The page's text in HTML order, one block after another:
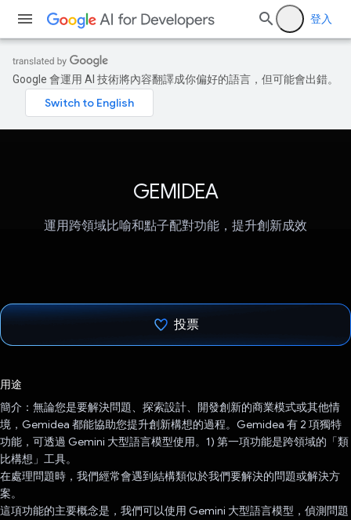
登入
Google 會運用 AI 技術將內容翻譯成你偏好的語言，但可能會出錯。
GEMIDEA
運用跨領域比喻和點子配對功能，提升創新成效
投票
用途
簡介：無論您是要解決問題、探索設計、開發創新的商業模式或其他情
境，Gemidea 都能協助您提升創新構想的過程。Gemidea 有 2 項獨特
功能，可透過 Gemini 大型語言模型使用。1) 第一項功能是跨領域的「類
比構想」工具。
在處理問題時，我們經常會遇到結構類似於我們要解決的問題或解決方
案。
這項功能的主要概念是，我們可以使用 Gemini 大型語言模型，偵測問題